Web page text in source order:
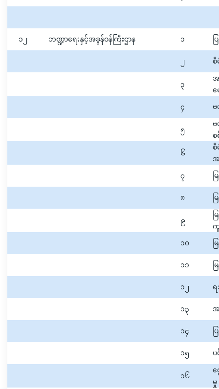
၁၂ ဘဏ္ဍာရေးနှင့်အခွန်ဝန်ကြီးဌာန ၁
၂ စီ
၃
အ
မ
၄ ဗ
၅
ဗ
စ
၆
စီ
အ
၇
၈
၉
ကူ
၁၀
၁၁
၁၂ ရ
၁၃ အ
၁၄
၁၅ ပ
၁၆
ငွ
မှု